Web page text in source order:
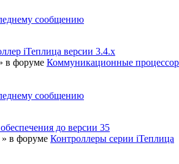
сообщению
iТеплица версии 3.4.х
в форуме Коммуникационные
сообщению
до версии 35
в форуме Контроллеры серии iТеплица